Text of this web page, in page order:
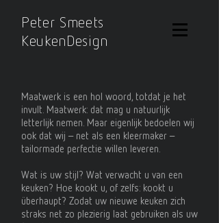
Peter Smeets
KeukenDesign
Maatwerk is een hol woord, totdat je het
invult. Maatwerk: dat mag u natuurlijk
letterlijk nemen. Maar eigenlijk bedoelen wij
ook dat wij – net als een kleermaker –
tailormade perfectie willen leveren.
Wat is uw stijl? Wat verwacht u van een
keuken? Hoe kookt u, of zelfs: kookt u
überhaupt? Zodat uw nieuwe keuken zich
straks net zo plezierig laat gebruiken als uw